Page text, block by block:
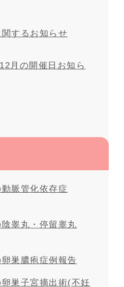
するお知らせ
月の開催日お知ら
動脈管化依存症
陰睾丸・停留睾丸
卵巣膿疱症例報告
卵巣子宮摘出術(不妊